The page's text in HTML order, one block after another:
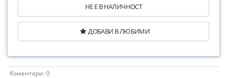
НЕ Е В НАЛИЧНОСТ
ДОБАВИ В ЛЮБИМИ
Коментари: 0